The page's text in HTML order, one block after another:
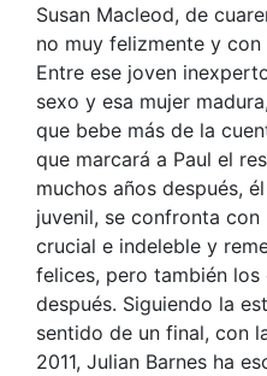
Susan Macleod, de
no muy felizmente y
Entre ese joven
sexo y esa mujer
que bebe más de la
que marcará a Paul el
muchos años después,
juvenil, se confronta
crucial e indeleble y
felices, pero también
después. Siguiendo la
sentido de un final, con
2011, Julian Barnes ha